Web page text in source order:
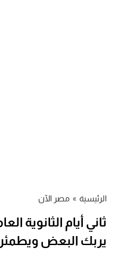
الرئيسية » مصر الآن
ثاني أيام الثانوية
يربك البعض